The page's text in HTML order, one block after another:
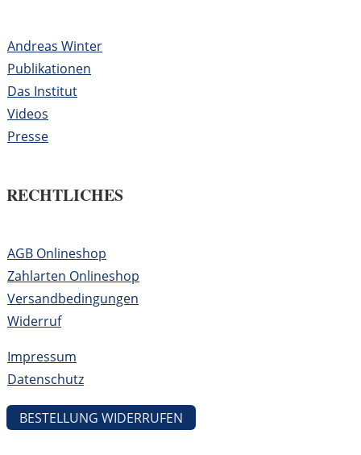
Andreas Winter
Publikationen
Das Institut
Videos
Presse
RECHTLICHES
AGB Onlineshop
Zahlarten Onlineshop
Versandbedingungen
Widerruf
Impressum
Datenschutz
BESTELLUNG WIDERRUFEN